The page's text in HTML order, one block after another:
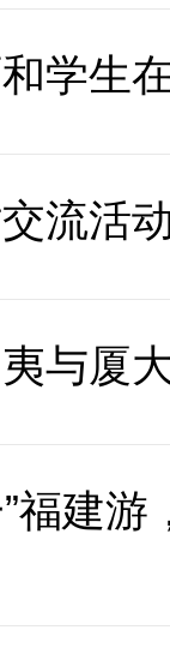
学生
流活
与厦
”福建